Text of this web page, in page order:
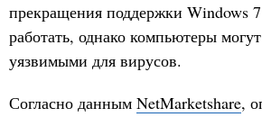
прекращения поддержки Windows
работать, однако компьютеры
уязвимыми для вирусов.
Согласно данным NetMarketshare,